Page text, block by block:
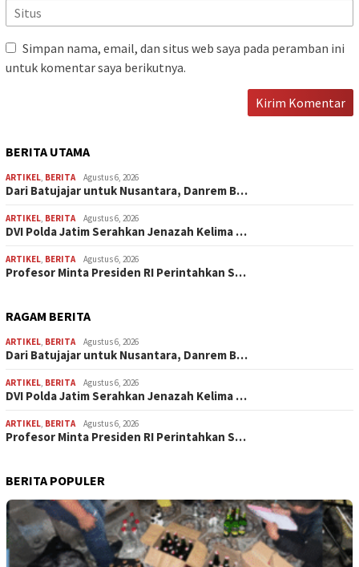
Simpan nama, email, dan situs web saya pada peramban ini
untuk komentar saya berikutnya.
BERITA UTAMA
ARTIKEL, BERITA Agustus 6, 2026
Dari Batujajar untuk Nusantara, Danrem B…
ARTIKEL, BERITA Agustus 6, 2026
DVI Polda Jatim Serahkan Jenazah Kelima …
ARTIKEL, BERITA Agustus 6, 2026
Profesor Minta Presiden RI Perintahkan S…
RAGAM BERITA
ARTIKEL, BERITA Agustus 6, 2026
Dari Batujajar untuk Nusantara, Danrem B…
ARTIKEL, BERITA Agustus 6, 2026
DVI Polda Jatim Serahkan Jenazah Kelima …
ARTIKEL, BERITA Agustus 6, 2026
Profesor Minta Presiden RI Perintahkan S…
BERITA POPULER